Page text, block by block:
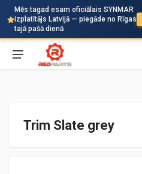
Mēs tagad esam oficiālais SYNMAR
izplatītājs Latvijā — piegāde no Rīgas
tajā pašā dienā
Auto
Trim Slate grey